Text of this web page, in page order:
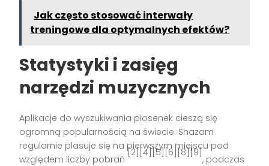
Jak często stosować interwały
treningowe dla optymalnych efektów?
Statystyki i zasięg
narzędzi muzycznych
Aplikacje do wyszukiwania piosenek cieszą się
ogromną popularnością na świecie. Shazam
regularnie plasuje się na pierwszym miejscu pod
względem liczby pobrań
[2][4][5][6][8][9]
, podczas